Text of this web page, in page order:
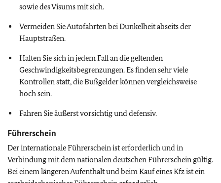
sowie des Visums mit sich.
Vermeiden Sie Autofahrten bei Dunkelheit abseits der
Hauptstraßen.
Halten Sie sich in jedem Fall an die geltenden
Geschwindigkeitsbegrenzungen. Es finden sehr viele
Kontrollen statt, die Bußgelder können vergleichsweise
hoch sein.
Fahren Sie äußerst vorsichtig und defensiv.
Führerschein
Der internationale Führerschein ist erforderlich und in
Verbindung mit dem nationalen deutschen Führerschein gültig.
Bei einem längeren Aufenthalt und beim Kauf eines Kfz ist ein